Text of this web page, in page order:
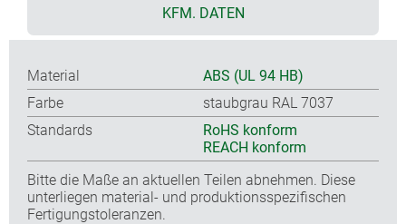
KFM. DATEN
Material
ABS (UL 94 HB)
Farbe
staubgrau RAL 7037
Standards
RoHS konform
REACH konform
Bitte die Maße an aktuellen Teilen abnehmen. Diese
unterliegen material- und produktionsspezifischen
Fertigungstoleranzen.